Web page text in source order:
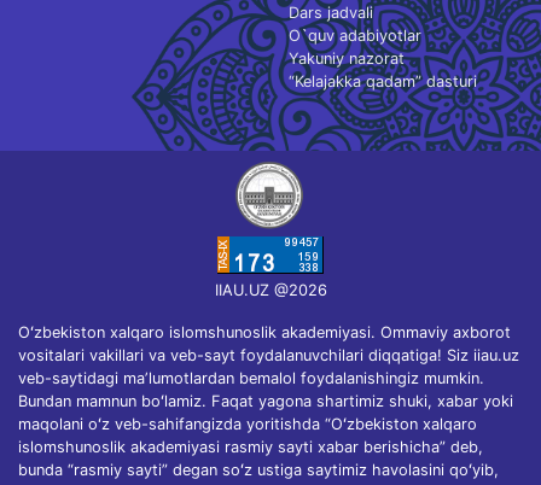
Dars jadvali
O`quv adabiyotlar
Yakuniy nazorat
“Kelajakka qadam” dasturi
IIAU.UZ @2026
Oʻzbekiston xalqaro islomshunoslik akademiyasi. Ommaviy axborot
vositalari vakillari va veb-sayt foydalanuvchilari diqqatiga! Siz iiau.uz
veb-saytidagi maʼlumotlardan bemalol foydalanishingiz mumkin.
Bundan mamnun boʻlamiz. Faqat yagona shartimiz shuki, xabar yoki
maqolani oʻz veb-sahifangizda yoritishda “Oʻzbekiston xalqaro
islomshunoslik akademiyasi rasmiy sayti xabar berishicha” deb,
bunda “rasmiy sayti” degan soʻz ustiga saytimiz havolasini qoʻyib,